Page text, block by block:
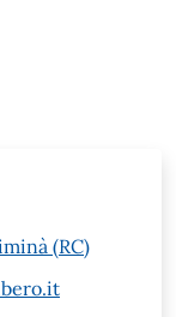
(RC)